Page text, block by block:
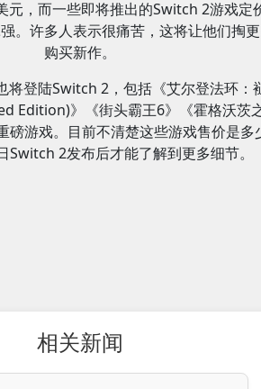
元，而一些即将推出的Switch 2游戏定
。许多人表示很痛苦，这将让他们掏
购买新作。
将登陆Switch 2，包括《艾尔登法环：
Edition)》《街头霸王6》《霍格沃茨
磅游戏。目前不清楚这些游戏售价是多
Switch 2发布后才能了解到更多细节。
相关新闻